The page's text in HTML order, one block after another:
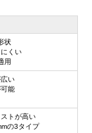
状
くい
用
い
能
トが高い
の3タイプ